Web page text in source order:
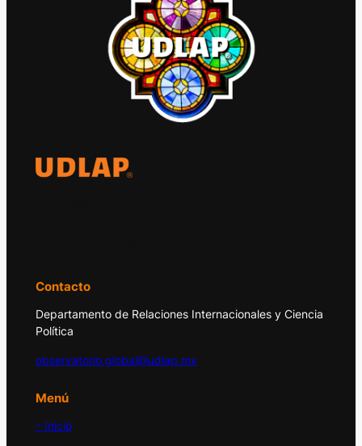
Contacto
Departamento de Relaciones Internacionales y Ciencia
Política
observatorio.global@udlap.mx
Menú
– Inicio